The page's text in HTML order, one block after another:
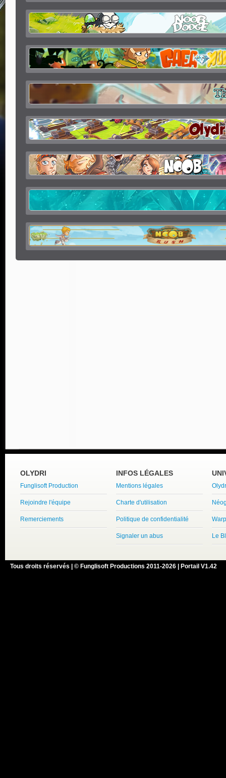
OLYDRI
Funglisoft Production
Rejoindre l'équipe
Remerciements
INFOS LÉGALES
Mentions légales
Charte d'utilisation
Politique de confidentialité
Signaler un abus Le
Tous droits réservés | © Funglisoft Productions 2011-2026 | Portail V1.42